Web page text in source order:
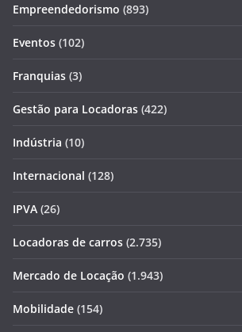
Empreendedorismo (893)
Eventos (102)
Franquias (3)
Gestão para Locadoras (422)
Indústria (10)
Internacional (128)
IPVA (26)
Locadoras de carros (2.735)
Mercado de Locação (1.943)
Mobilidade (154)